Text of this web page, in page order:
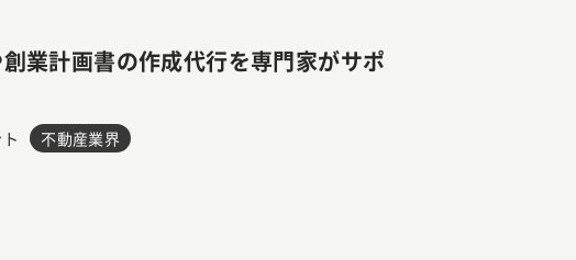
業計画書の作成代行を専門家がサポ
不動産業界